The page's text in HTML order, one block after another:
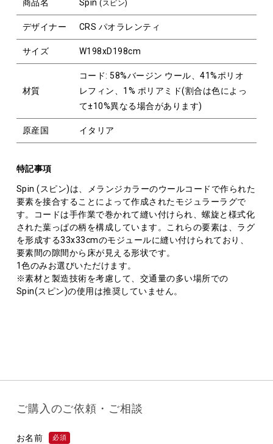
商品名 Spin(スピン)
デザイナー CRS パオラレンティ
サイズ W198xD198cm
材質
コード: 58%バージン ウール、41%ポリオ
レフィン、1% ポリアミド(割合は色によっ
て±10%異なる場合があります)
原産国 イタリア
特記事項
Spin (スピン)は、メランジカラーのウールコードで作られた
要素を接合することによって作成されたモジュラーラグで
す。コードは手作業で巻かれて縫い付けられ、螺旋と様式化
された葉っぱの柄を構成しています。これらの要素は、ラグ
を形成する33x33cmのモジュールに縫い付けられており、
要素間の隙間から床が見える形状です。
1色のみお選びいただけます。
※素材と製造技術を考慮して、交通量の多い場所での
Spin(スピン)の使用は推奨していません。
ご購入のご依頼・ご相談
お名前 必須